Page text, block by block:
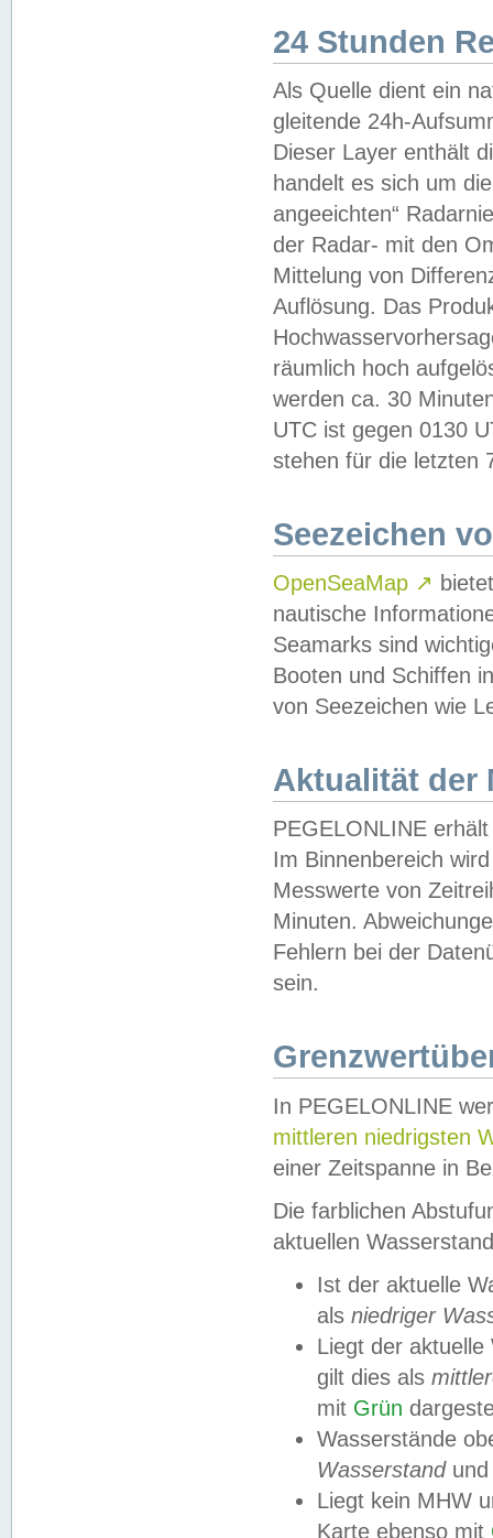
24 Stunden
Als Quelle dient ein
gleitende 24h-
Dieser Layer enthält
handelt es sich um
angeeichten“
der Radar- mit den
Mittelung von
Auflösung. Das
räumlich hoch
werden ca. 30
UTC ist gegen 0130
stehen für die letzten
Seezeichen
OpenSeaMap ↗
nautische
Seamarks sind
Booten und Schiffen
von Seezeichen wie
Aktualität der
PEGELONLINE
Im Binnenbereich
Messwerte von
Minuten.
Fehlern bei der
sein.
In PEGELONLINE
mittleren niedrigsten
einer Zeitspanne in
Die farblichen
aktuellen
Ist der aktuelle
als niedriger
Liegt der
gilt dies als
mit Grün
Wasserstände
Wasserstandund
Liegt kein MHW
Karte ebenso mit